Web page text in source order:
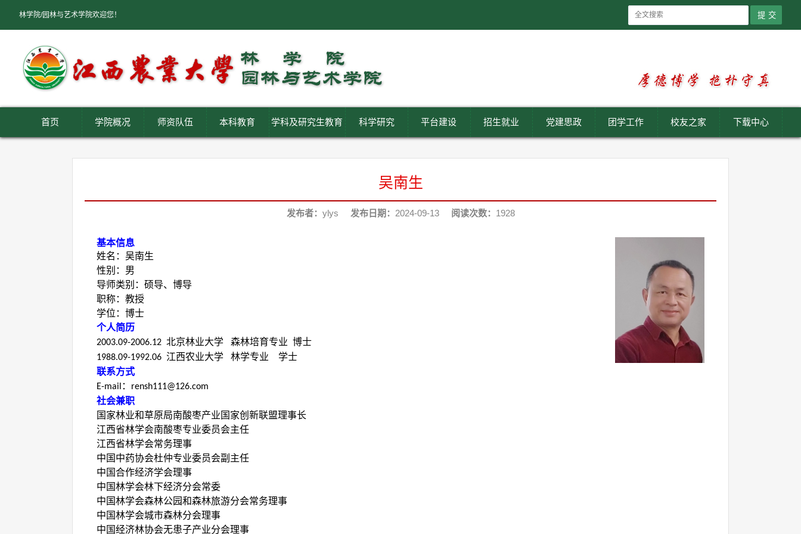
林学院/园林与艺术学院欢迎您！
首页 学院概况 师资队伍 本科教育 学科及研究生教育 科学研究 平台建设 招生就业 党建思政 团学工作 校友之家 下载中心
吴南生
发布者： ylys 发布日期： 2024-09-13 阅读次数： 1928
基本信息
姓名：吴南生
性别：男
导师类别：硕导、博导
职称：教授
学位：博士
个人简历
2003.09-2006.12 北京林业大学 森林培育专业 博士
1988.09-1992.06 江西农业大学 林学专业 学士
联系方式
E-mail ： rensh111@126.com
社会兼职
国家林业和草原局南酸枣产业国家创新联盟理事长
江西省林学会南酸枣专业委员会主任
江西省林学会常务理事
中国中药协会杜仲专业委员会副主任
中国合作经济学会理事
中国林学会林下经济分会常委
中国林学会森林公园和森林旅游分会常务理事
中国林学会城市森林分会理事
中国经济林协会无患子产业分会理事